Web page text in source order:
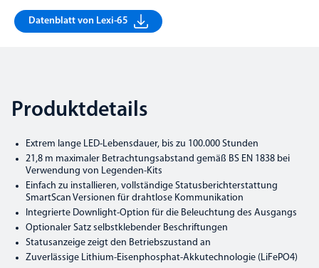
Datenblatt von Lexi-65
Produktdetails
Extrem lange LED-Lebensdauer, bis zu 100.000 Stunden
21,8 m maximaler Betrachtungsabstand gemäß BS EN 1838 bei
Verwendung von Legenden-Kits
Einfach zu installieren, vollständige Statusberichterstattung
SmartScan Versionen für drahtlose Kommunikation
Integrierte Downlight-Option für die Beleuchtung des Ausgangs
Optionaler Satz selbstklebender Beschriftungen
Statusanzeige zeigt den Betriebszustand an
Zuverlässige Lithium-Eisenphosphat-Akkutechnologie (LiFePO4)